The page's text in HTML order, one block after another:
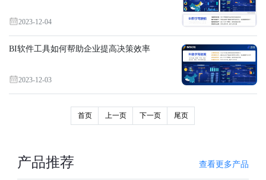
2023-12-04
BI软件工具如何帮助企业提高决策效率
2023-12-03
首页 上一页 下一页 尾页
产品推荐 查看更多产品